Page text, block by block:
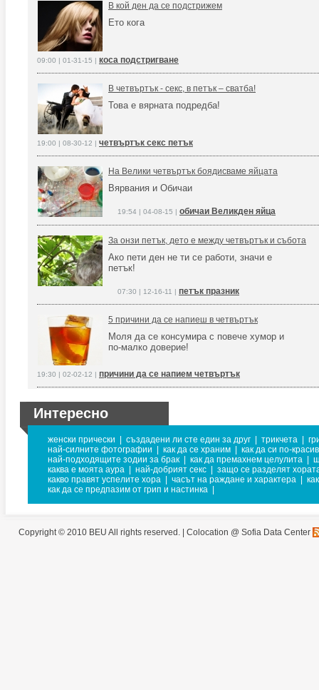
В кой ден да се подстрижем
Ето кога
09:00 | 01-31-15 | коса подстригване
В четвъртък - секс, в петък – сватба!
Това е вярната подредба!
19:00 | 08-30-12 | четвъртък секс петък
На Велики четвъртък боядисваме яйцата
Вярвания и Обичаи
19:54 | 04-08-15 | обичаи Великден яйца
За онзи петък, дето е между четвъртък и събота
Ако пети ден не ти се работи, значи е
петък!
07:30 | 12-16-11 | петък празник
5 причини да се напиеш в четвъртък
Моля да се консумира с повече хумор и
по-малко доверие!
19:30 | 02-02-12 | причини да се напием четвъртък
Интересно
женски прически създадени ли сте един за друг трикчета
най-силните фотографии
как да се храним
как да си по-
най-подходящите зодии за брак
как да премахнем целулита
каква е моята аура
най-добрият секс
защо се разделят
какво правят успелите хора
часът на раждане и характера
как да се предпазим от грип и настинка
Copyright © 2010 BEU All rights reserved. | Colocation @ Sofia Data Center